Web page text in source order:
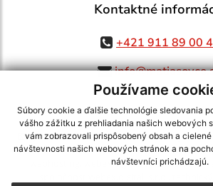
Používame
Súbory cookie a ďalšie technológie sledovania
vášho zážitku z prehliadania našich webových
vám zobrazovali prispôsobený obsah a
návštevnosti našich webových stránok a na
návštevníci prichádzajú.
Kontaktné
+421 911 89 00
využite možnosť získavania aktuálnych
CMS systém (redakčný) systém ECHELON 2,
webex.digital, s.r.o.,domény,